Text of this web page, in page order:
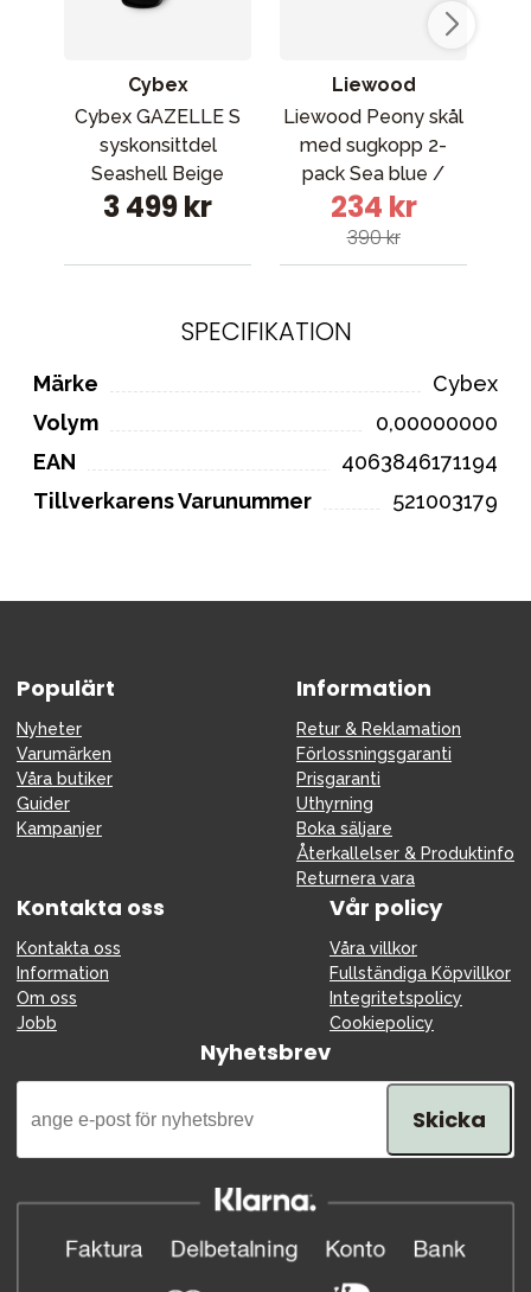
Cybex
Cybex GAZELLE S
syskonsittdel
Seashell Beige
3 499 kr
Liewood
Liewood Peony skål
med sugkopp 2-
pack Sea blue /
Whale blue 9753
234 kr
390 kr
SPECIFIKATION
Märke
Cybex
Volym
0,00000000
EAN
4063846171194
Tillverkarens Varunummer
521003179
Populärt
Nyheter
Varumärken
Våra butiker
Guider
Kampanjer
Information
Retur & Reklamation
Förlossningsgaranti
Prisgaranti
Uthyrning
Boka säljare
Återkallelser & Produktinfo
Returnera vara
Kontakta oss
Kontakta oss
Information
Om oss
Jobb
Vår policy
Våra villkor
Fullständiga Köpvillkor
Integritetspolicy
Cookiepolicy
Nyhetsbrev
Skicka